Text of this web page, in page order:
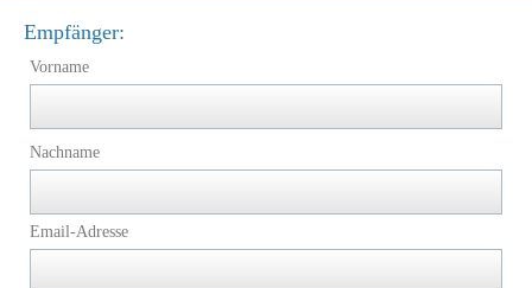
Empfänger:
Vorname
Nachname
Email-Adresse